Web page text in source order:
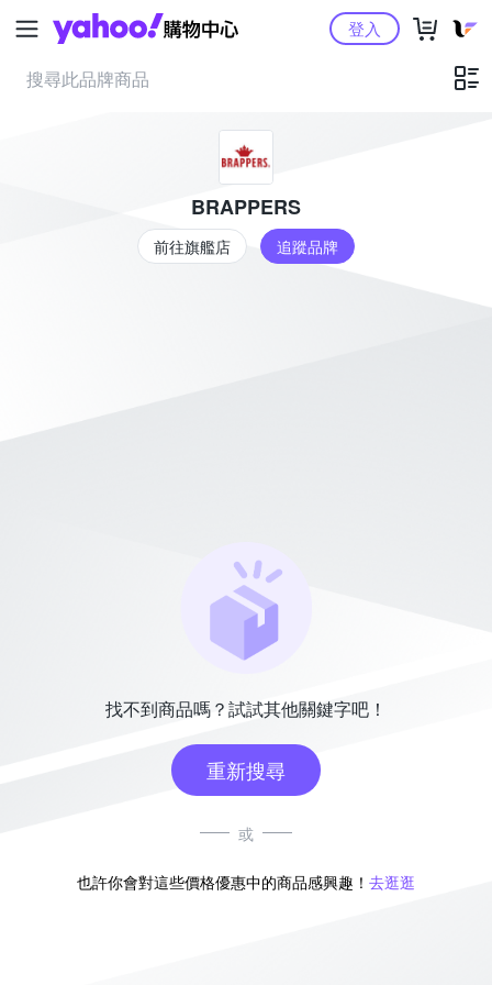
Yahoo購物中心登入
BRAPPERS
前往旗艦店 追蹤品牌
找不到商品嗎？試試其他關鍵字吧！
重新搜尋
或
也許你會對這些價格優惠中的商品感興趣！ 去逛逛